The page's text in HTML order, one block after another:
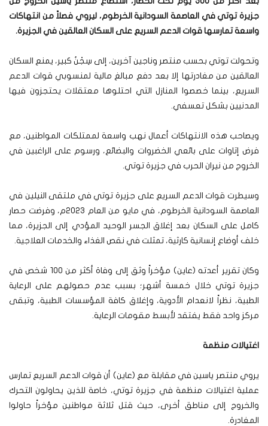
جزيرة توتي في العاصمة السودانية الخرطوم، ليروي فصلاً من انتهاكات
واسعة تمارسها قوات الدعم السريع على السكان العالقين في الجزيرة.
وتحولت توتي بحسب منتصر وناجين آخرين، إلى سِجْنُ كبير، يمنع السكان
العالقين من مغادرتها إلا بعد دفع مبالغ مالية لمنسوبي قوات الدعم
السريع، بينما خصصوا المنازل التي احتلوها معتقلات يحتجزون فيها
المدنيين بشكل تعسفي.
ويصاحب هذه الانتهاكات أعمال نهب واسعة لممتلكات المواطنين، مع
فرض إتاوات على بائعي الخضروات والبضائع، ورسوم على الراغبين في
الخروج من نيران الحرب في جزيرة توتي.
وسيطرت قوات الدعم السريع على جزيرة توتي في ملتقى النيلين في
العاصمة السودانية الخرطوم، في مايو من العام 2023م، وفرضت حصار
كامل على السكان بعد إغلاق الجسر الوحيد المؤدي إلى الجزيرة، مما
خلف أوضاع إنسانية كارثية، تمثلت في نقص الغذاء والخدمات العلاجية.
وكان تقرير أعدته (عاين) مؤخراً وثق إلى وفاة أكثر من 100 شخص في
جزيرة توتي خلال خمسة أشهر؛ بسبب عدم حصولهم على الرعاية
الطبية، نظراً لانعدام الأدوية، وإغلاق كافة المؤسسات الطبية، وتبقى
مركز واحد فقط يفتقد لأبسط مقومات الرعاية.
اغتيالات منظمة
يروي منتصر ياسين في مقابلة مع (عاين) أن قوات الدعم السريع تمارس
عملية اغتيالات منظمة في جزيرة توتي، خاصة للذين يحاولون التحرك
والخروج إلى مناطق أخرى، حيث قتل ثلاثة مواطنين مؤخراً حاولوا
المغادرة.